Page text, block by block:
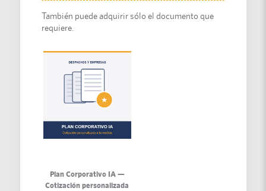
También puede adquirir sólo el documento que
requiere.
Plan Corporativo IA —
Cotización personalizada